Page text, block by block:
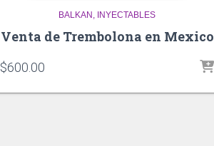
BALKAN INYECTABLES
Venta de Trembolona en Mexico
$600.00